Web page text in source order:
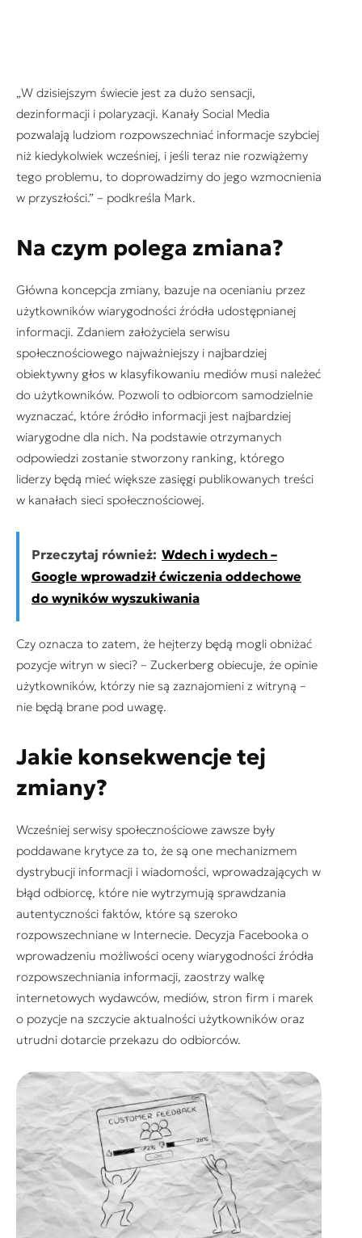
„W dzisiejszym świecie jest za dużo sensacji,
dezinformacji i polaryzacji. Kanały Social Media
pozwalają ludziom rozpowszechniać informacje szybciej
niż kiedykolwiek wcześniej, i jeśli teraz nie rozwiążemy
tego problemu, to doprowadzimy do jego wzmocnienia
w przyszłości.” – podkreśla Mark.
Na czym polega zmiana?
Główna koncepcja zmiany, bazuje na ocenianiu przez
użytkowników wiarygodności źródła udostępnianej
informacji. Zdaniem założyciela serwisu
społecznościowego najważniejszy i najbardziej
obiektywny głos w klasyfikowaniu mediów musi należeć
do użytkowników. Pozwoli to odbiorcom samodzielnie
wyznaczać, które źródło informacji jest najbardziej
wiarygodne dla nich. Na podstawie otrzymanych
odpowiedzi zostanie stworzony ranking, którego
liderzy będą mieć większe zasięgi publikowanych treści
w kanałach sieci społecznościowej.
Przeczytaj również: Wdech i wydech –
Google wprowadził ćwiczenia oddechowe
do wyników wyszukiwania
Czy oznacza to zatem, że hejterzy będą mogli obniżać
pozycje witryn w sieci? – Zuckerberg obiecuje, że opinie
użytkowników, którzy nie są zaznajomieni z witryną –
nie będą brane pod uwagę.
Jakie konsekwencje tej
zmiany?
Wcześniej serwisy społecznościowe zawsze były
poddawane krytyce za to, że są one mechanizmem
dystrybucji informacji i wiadomości, wprowadzających w
błąd odbiorcę, które nie wytrzymują sprawdzania
autentyczności faktów, które są szeroko
rozpowszechniane w Internecie. Decyzja Facebooka o
wprowadzeniu możliwości oceny wiarygodności źródła
rozpowszechniania informacji, zaostrzy walkę
internetowych wydawców, mediów, stron firm i marek
o pozycje na szczycie aktualności użytkowników oraz
utrudni dotarcie przekazu do odbiorców.